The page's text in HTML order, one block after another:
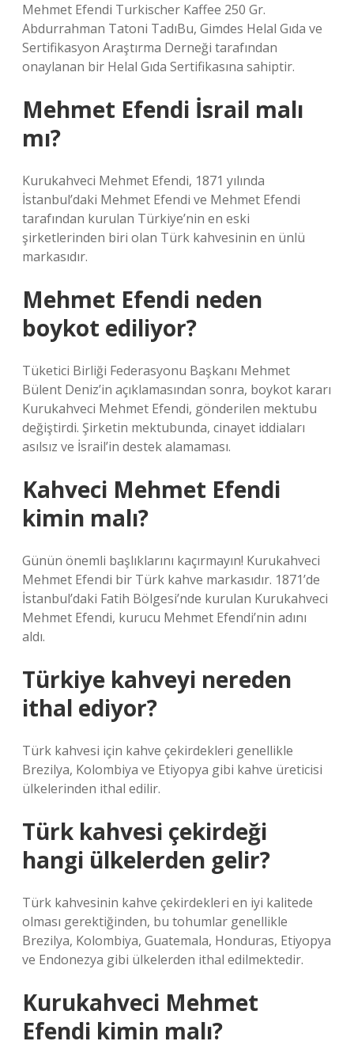
Mehmet Efendi Turkischer Kaffee 250 Gr.
Abdurrahman Tatoni TadıBu, Gimdes Helal Gıda ve
Sertifikasyon Araştırma Derneği tarafından
onaylanan bir Helal Gıda Sertifikasına sahiptir.
Mehmet Efendi İsrail malı
mı?
Kurukahveci Mehmet Efendi, 1871 yılında
İstanbul’daki Mehmet Efendi ve Mehmet Efendi
tarafından kurulan Türkiye’nin en eski
şirketlerinden biri olan Türk kahvesinin en ünlü
markasıdır.
Mehmet Efendi neden
boykot ediliyor?
Tüketici Birliği Federasyonu Başkanı Mehmet
Bülent Deniz’in açıklamasından sonra, boykot kararı
Kurukahveci Mehmet Efendi, gönderilen mektubu
değiştirdi. Şirketin mektubunda, cinayet iddiaları
asılsız ve İsrail’in destek alamaması.
Kahveci Mehmet Efendi
kimin malı?
Günün önemli başlıklarını kaçırmayın! Kurukahveci
Mehmet Efendi bir Türk kahve markasıdır. 1871’de
İstanbul’daki Fatih Bölgesi’nde kurulan Kurukahveci
Mehmet Efendi, kurucu Mehmet Efendi’nin adını
aldı.
Türkiye kahveyi nereden
ithal ediyor?
Türk kahvesi için kahve çekirdekleri genellikle
Brezilya, Kolombiya ve Etiyopya gibi kahve üreticisi
ülkelerinden ithal edilir.
Türk kahvesi çekirdeği
hangi ülkelerden gelir?
Türk kahvesinin kahve çekirdekleri en iyi kalitede
olması gerektiğinden, bu tohumlar genellikle
Brezilya, Kolombiya, Guatemala, Honduras, Etiyopya
ve Endonezya gibi ülkelerden ithal edilmektedir.
Kurukahveci Mehmet
Efendi kimin malı?